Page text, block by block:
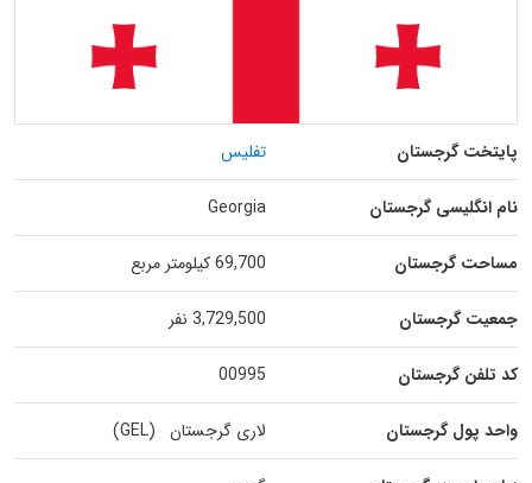
پایتخت گرجستان تفلیس
نام انگلیسی گرجستان Georgia
مساحت گرجستان 69,700 کیلومتر مربع
جمعیت گرجستان 3,729,500 نفر
کد تلفن گرجستان 00995
واحد پول گرجستان لاری گرجستان (GEL)